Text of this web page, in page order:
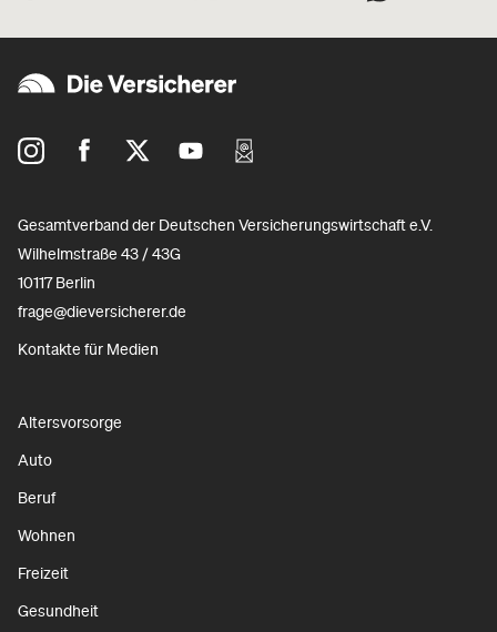
Gesamtverband der Deutschen Versicherungswirtschaft e.V.
Wilhelmstraße 43 / 43G
10117 Berlin
frage@dieversicherer.de
Kontakte für Medien
Altersvorsorge
Auto
Beruf
Wohnen
Freizeit
Gesundheit